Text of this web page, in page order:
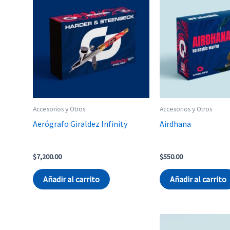
Accesorios y Otros
Aerógrafo Giraldez Infinity
$7,200.00
Añadir al carrito
Accesorios y Otros
Airdhana
$550.00
Añadir al carrito